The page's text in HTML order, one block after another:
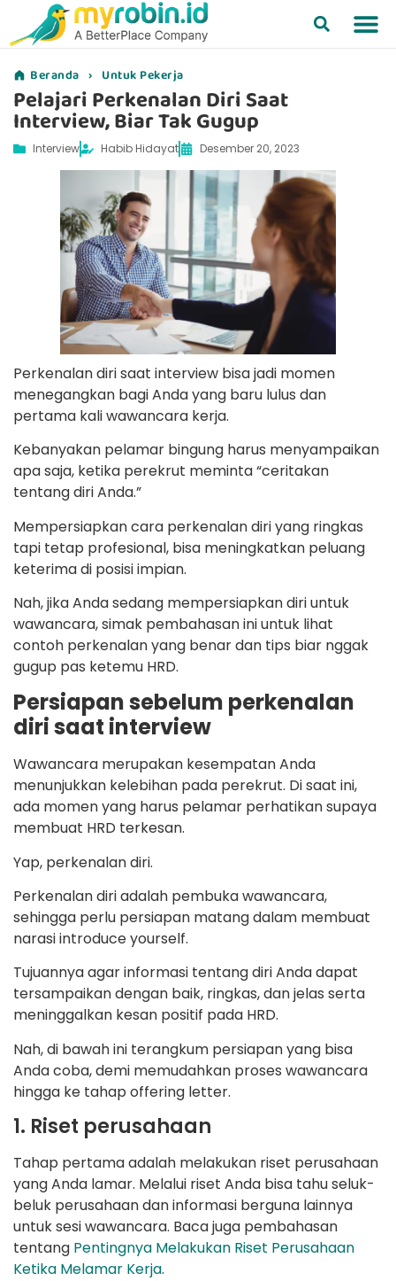
Beranda › Untuk Pekerja
Pelajari Perkenalan Diri Saat
Interview, Biar Tak Gugup
Interview Habib Hidayat Desember 20, 2023
Perkenalan diri saat interview bisa jadi momen
menegangkan bagi Anda yang baru lulus dan
pertama kali wawancara kerja.
Kebanyakan pelamar bingung harus menyampaikan
apa saja, ketika perekrut meminta “ceritakan
tentang diri Anda.”
Mempersiapkan cara perkenalan diri yang ringkas
tapi tetap profesional, bisa meningkatkan peluang
keterima di posisi impian.
Nah, jika Anda sedang mempersiapkan diri untuk
wawancara, simak pembahasan ini untuk lihat
contoh perkenalan yang benar dan tips biar nggak
gugup pas ketemu HRD.
Persiapan sebelum perkenalan
diri saat interview
Wawancara merupakan kesempatan Anda
menunjukkan kelebihan pada perekrut. Di saat ini,
ada momen yang harus pelamar perhatikan supaya
membuat HRD terkesan.
Yap, perkenalan diri.
Perkenalan diri adalah pembuka wawancara,
sehingga perlu persiapan matang dalam membuat
narasi introduce yourself.
Tujuannya agar informasi tentang diri Anda dapat
tersampaikan dengan baik, ringkas, dan jelas serta
meninggalkan kesan positif pada HRD.
Nah, di bawah ini terangkum persiapan yang bisa
Anda coba, demi memudahkan proses wawancara
hingga ke tahap offering letter.
1. Riset perusahaan
Tahap pertama adalah melakukan riset perusahaan
yang Anda lamar. Melalui riset Anda bisa tahu seluk-
beluk perusahaan dan informasi berguna lainnya
untuk sesi wawancara. Baca juga pembahasan
tentang Pentingnya Melakukan Riset Perusahaan
Ketika Melamar Kerja.